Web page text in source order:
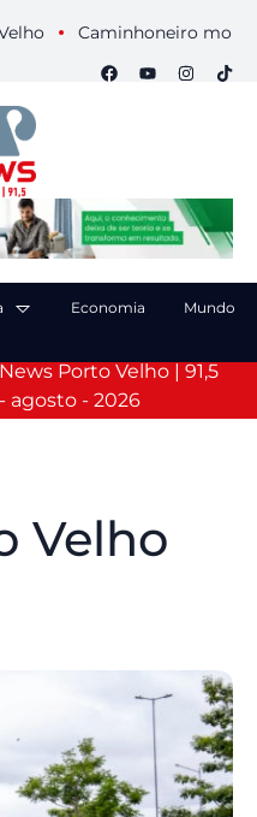
Caminhoneiro morre após
Economia Mundo
Porto Velho | 91,5
agosto - 2026
Velho